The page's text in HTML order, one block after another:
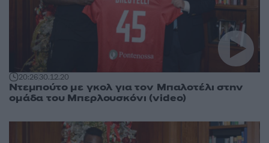
20:2630.12.20
Ντεμπούτο με γκολ για τον Μπαλοτέλι στην
ομάδα του Μπερλουσκόνι (video)